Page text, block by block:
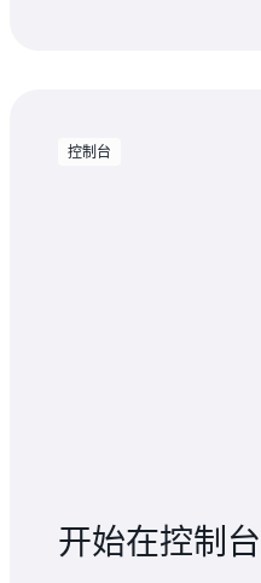
控制台
开始在控制